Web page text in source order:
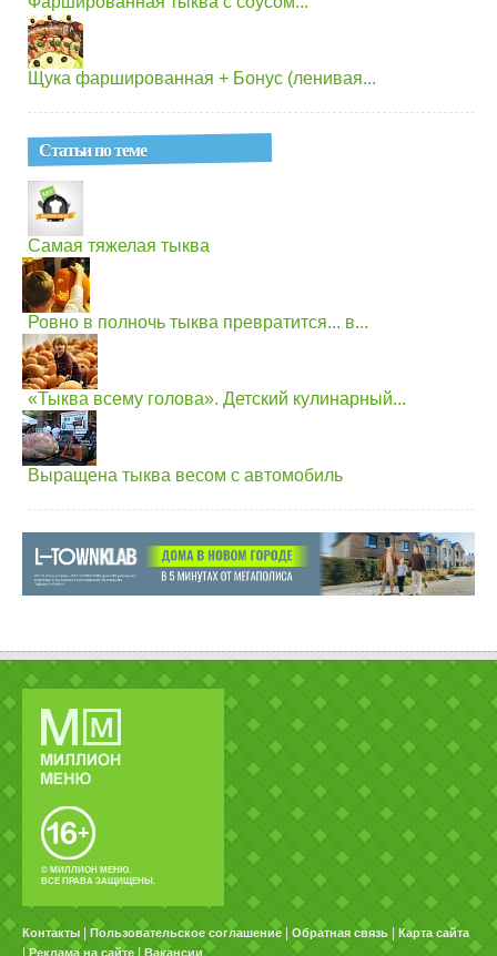
Щука фаршированная + Бонус (ленивая...
Статьи по теме
Самая тяжелая тыква
Ровно в полночь тыква превратится... в...
«Тыква всему голова». Детский кулинарный...
Выращена тыква весом с автомобиль
© МИЛЛИОН МЕНЮ.
ВСЕ ПРАВА ЗАЩИЩЕНЫ.
Контакты Пользовательское соглашение Обратная связь Карта сайта
|Реклама на сайте Вакансии